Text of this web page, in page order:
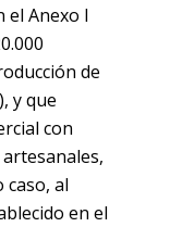
el Anexo I
de
y que
con
al
en el